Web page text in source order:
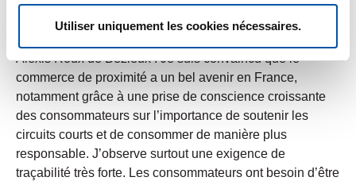
Utiliser uniquement les cookies nécessaires.
proximité en France, et quel rôle souhaitez-vous que
Causses y joue ?
Alexis Roux de Bézieux : Je suis convaincu que le
commerce de proximité a un bel avenir en France,
notamment grâce à une prise de conscience croissante
des consommateurs sur l’importance de soutenir les
circuits courts et de consommer de manière plus
responsable. J’observe surtout une exigence de
traçabilité très forte. Les consommateurs ont besoin d’être